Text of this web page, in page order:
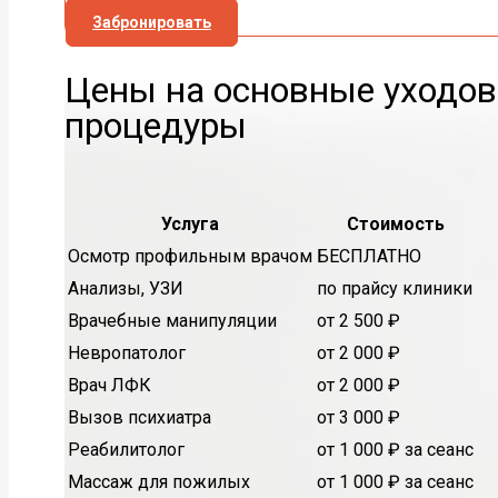
Забронировать
Цены на основные
процедуры
Услуга
Стоимость
Осмотр профильным врачом БЕСПЛАТНО
Анализы, УЗИ
по прайсу клиники
Врачебные манипуляции
от 2 500 ₽
Невропатолог
от 2 000 ₽
Врач ЛФК
от 2 000 ₽
Вызов психиатра
от 3 000 ₽
Реабилитолог
от 1 000 ₽ за сеанс
Массаж для пожилых
от 1 000 ₽ за сеанс